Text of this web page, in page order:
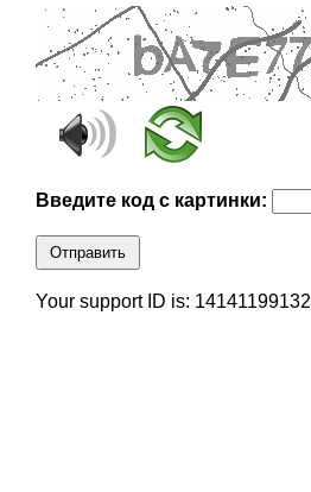
Введите код с картинки:
Отправить
Your support ID is: